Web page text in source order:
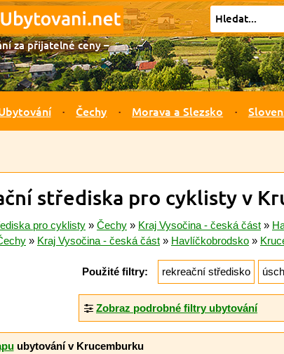
za přijatelné ceny –
Čechy Morava a Slezsko
střediska pro cyklisty v
pro cyklisty » Čechy » Kraj Vysočina - česká část »
» Kraj Vysočina - česká část » Havlíčkobrodsko »
Použité filtry: rekreační středisko
Zobraz podrobné filtry ubytování
ubytování v Krucemburku